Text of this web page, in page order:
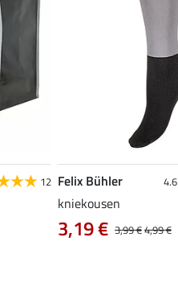
12 Felix Bühler 4.6
kniekousen
3,99 €4,99 €
3,19 €